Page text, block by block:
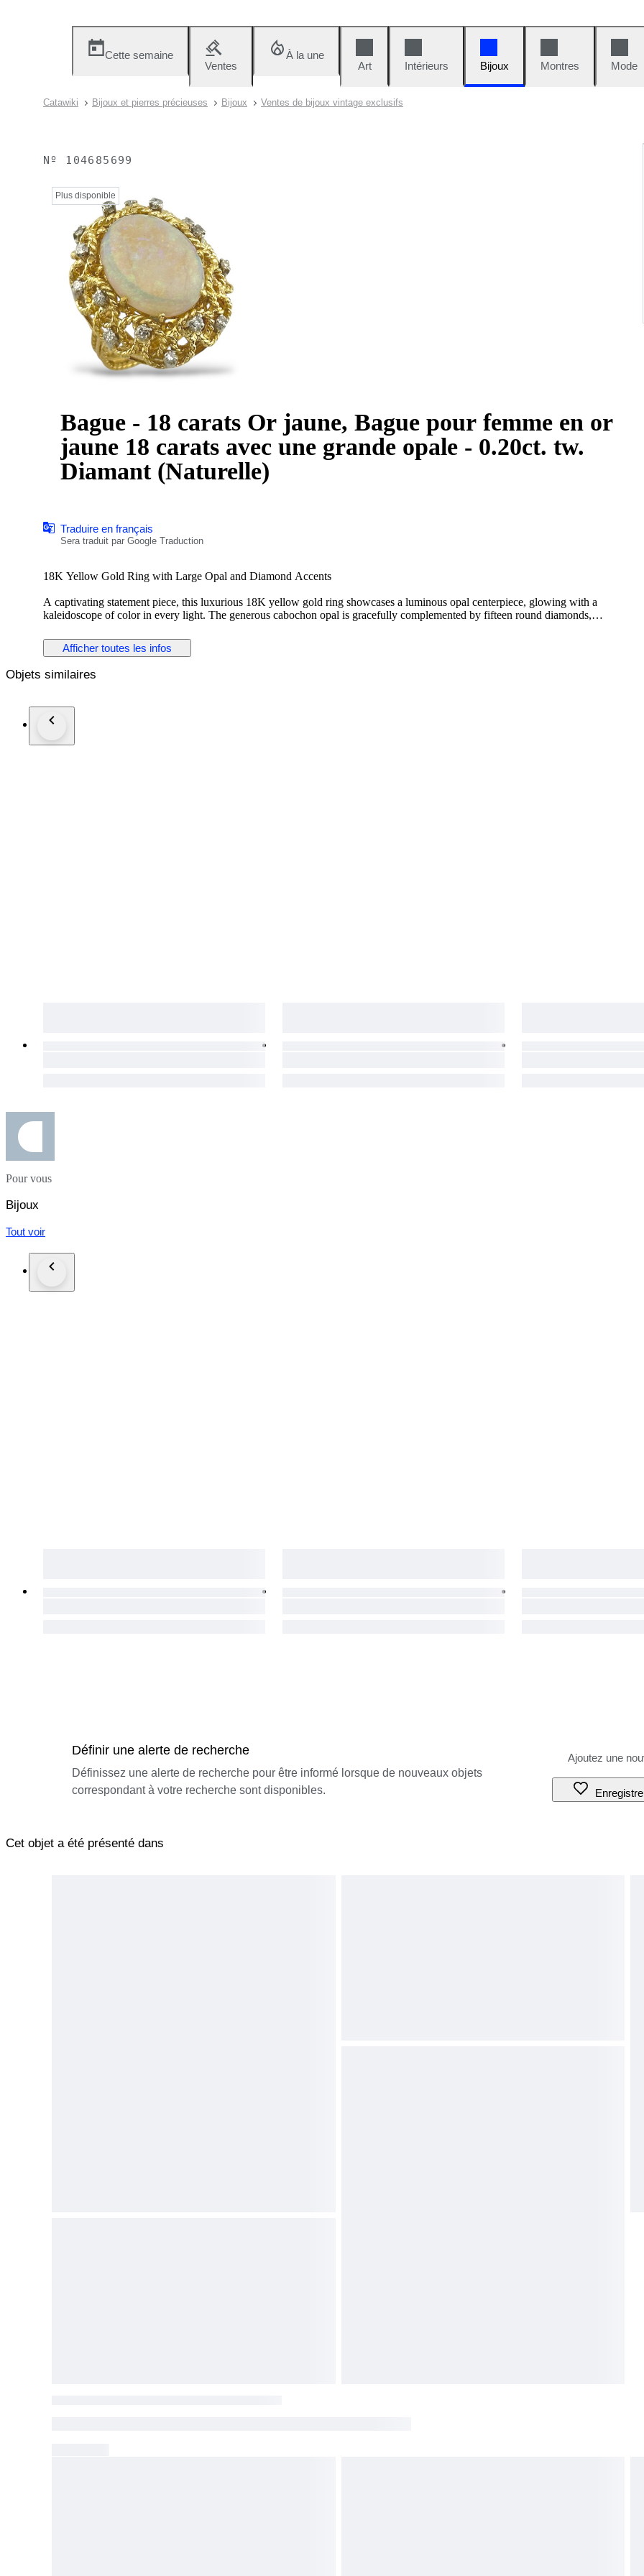
Cette semaine
Ventes
À la une
Art
Intérieurs Bijoux Montres Mode
Catawiki Bijoux et pierres précieuses Bijoux Ventes de bijoux vintage exclusifs
Nº 104685699
Plus disponible
Bague - 18 carats Or jaune, Bague pour femme en or
jaune 18 carats avec une grande opale - 0.20ct. tw.
Diamant (Naturelle)
Traduire en français
Sera traduit par Google Traduction
18K Yellow Gold Ring with Large Opal and Diamond Accents
A captivating statement piece, this luxurious 18K yellow gold ring showcases a luminous opal centerpiece, glowing with a
kaleidoscope of color in every light. The generous cabochon opal is gracefully complemented by fifteen round diamonds,
presence, this ring is an elegant blend of artistry and opulence—perfect for collectors and lovers of distinctive fine jewelry.
- Opal: 1.7 cm x 1.3 cm
- Diamonds: 15 Round Diamonds
Afficher toutes les infos
Objets similaires
Pour vous
Bijoux
Tout voir
Définir une alerte de recherche
Définissez une alerte de recherche pour être informé lorsque de nouveaux objets
correspondant à votre recherche sont disponibles.
Cet objet a été présenté dans